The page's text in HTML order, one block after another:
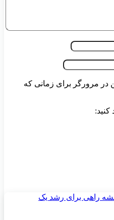
در مرورگر برای زمانی که
کنید: